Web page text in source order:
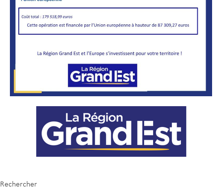
Rechercher